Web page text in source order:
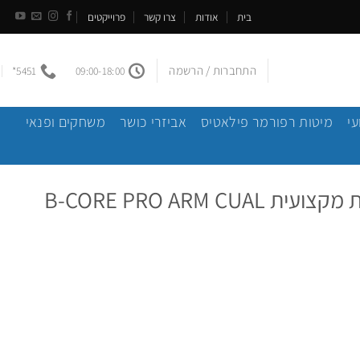
בית אודות צרו קשר פרוייקטים
התחברות / הרשמה 09:00-18:00
5451*
מיטות רפורמר פילאטיס אביזרי כושר
משחקים ופנאי
ספת כושר ליד קדמית מקצועית B-CORE PRO ARM CUAL